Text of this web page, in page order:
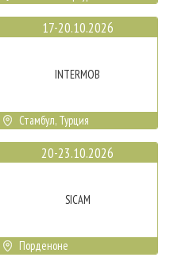
17-20.10.2026
INTERMOB
Стамбул, Турция
20-23.10.2026
SICAM
Порденоне